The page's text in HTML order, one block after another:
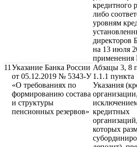
кредитного
либо
уровням
директоров
на 13 июля
11 Указание Банка России
от 05.12.2019 № 5343-У
«О требованиях по
формированию состава
и структуры
пенсионных резервов»
Абзацы 3, 8
1.1.1 пункта
Указания
кредитных
которых